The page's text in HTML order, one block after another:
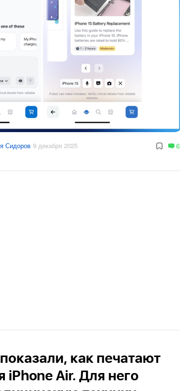
Сидоров 9 декабря 2025 6
как печатают
iPhone Air. Для него